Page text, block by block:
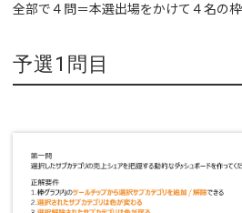
全部で４問＝本選出場をかけて４名の枠
予選1問目